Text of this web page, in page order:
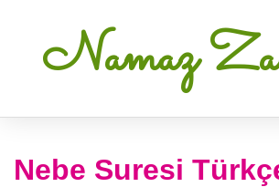
Namaz
Nebe Suresi